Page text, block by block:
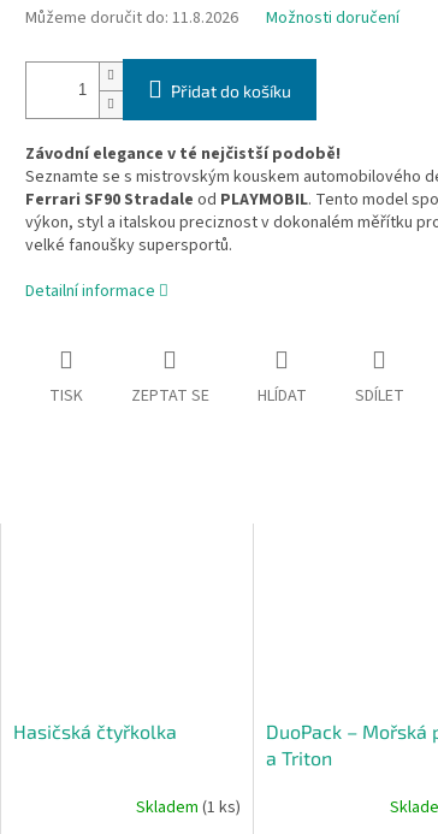
Můžeme doručit do: 11.8.2026 Možnosti doručení
Přidat do košíku
Závodní elegance v té nejčistší podobě!
Seznamte se s mistrovským kouskem automobilového
Ferrari SF90 Stradale od PLAYMOBIL. Tento model
výkon, styl a italskou preciznost v dokonalém měřítku
velké fanoušky supersportů.
Detailní informace
TISK ZEPTAT SE HLÍDAT SDÍLET
Hasičská čtyřkolka
Skladem(1 ks)
DuoPack – Mořská
a Triton